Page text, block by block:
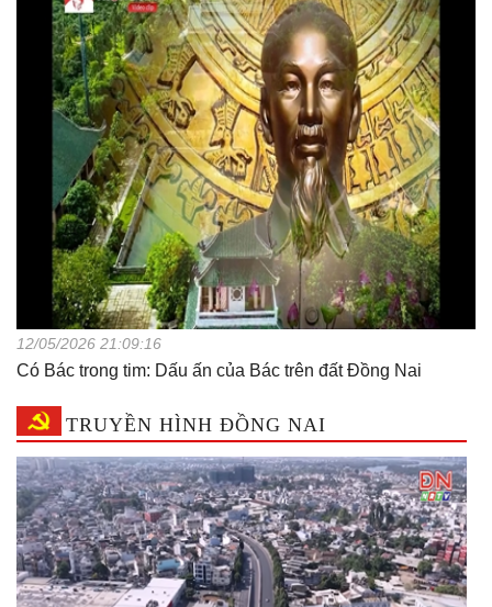
12/05/2026 21:09:16
Có Bác trong tim: Dấu ấn của Bác trên đất Đồng Nai
TRUYỀN HÌNH ĐỒNG NAI